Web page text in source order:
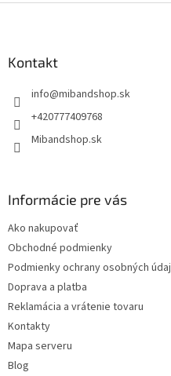
Kontakt
info@mibandshop.sk
+420777409768
Mibandshop.sk
Informácie pre vás
Ako nakupovať
Obchodné podmienky
Podmienky ochrany osobných
Doprava a platba
Reklamácia a vrátenie tovaru
Kontakty
Mapa serveru
Blog